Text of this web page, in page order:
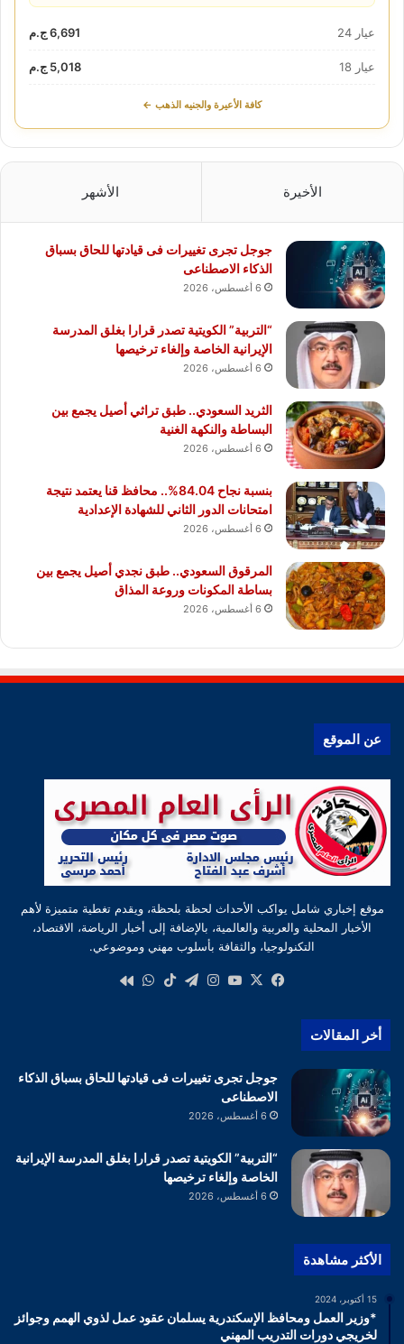
عيار 24 6,691 ج.م
عيار 18 5,018 ج.م
كافة الأعيرة والجنيه الذهب ←
الأخيرة الأشهر
جوجل تجرى تغييرات فى قيادتها للحاق بسباق
الذكاء الاصطناعى
6 أغسطس، 2026
“التربية” الكويتية تصدر قرارا بغلق المدرسة
الإيرانية الخاصة وإلغاء ترخيصها
6 أغسطس، 2026
الثريد السعودي.. طبق تراثي أصيل يجمع بين
البساطة والنكهة الغنية
6 أغسطس، 2026
بنسبة نجاح 84.04%.. محافظ قنا يعتمد نتيجة
امتحانات الدور الثاني للشهادة الإعدادية
6 أغسطس، 2026
المرقوق السعودي.. طبق نجدي أصيل يجمع بين
بساطة المكونات وروعة المذاق
6 أغسطس، 2026
عن الموقع
موقع إخباري شامل يواكب الأحداث لحظة بلحظة، ويقدم تغطية متميزة لأهم
الأخبار المحلية والعربية والعالمية، بالإضافة إلى أخبار الرياضة، الاقتصاد،
التكنولوجيا، والثقافة بأسلوب مهني وموضوعي.
فيسبوك
‫X
‫YouTube
انستقرام
تيلقرام‫TikTokواتساب
أخر المقالات
جوجل تجرى تغييرات فى قيادتها للحاق بسباق الذكاء
الاصطناعى
6 أغسطس، 2026
“التربية” الكويتية تصدر قرارا بغلق المدرسة الإيرانية
الخاصة وإلغاء ترخيصها
6 أغسطس، 2026
الأكثر مشاهدة
15 أكتوبر، 2024
*وزير العمل ومحافظ الإسكندرية يسلمان عقود عمل لذوي الهمم وجوائز
لخريجي دورات التدريب المهني